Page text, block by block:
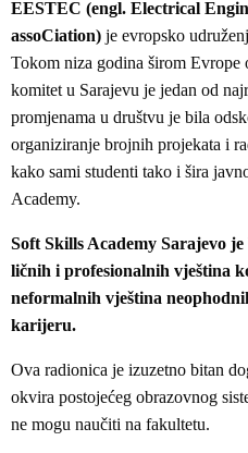
EESTEC (engl. Electrical
assoCiation) je evropsko
Tokom niza godina širom Evrope
komitet u Sarajevu je jedan od
promjenama u društvu je bila
organiziranje brojnih projekata i
kako sami studenti tako i šira
Academy.
Soft Skills Academy Sarajevo
ličnih i profesionalnih vještina
neformalnih vještina
karijeru.
Ova radionica je izuzetno bitan
okvira postojećeg obrazovnog
ne mogu naučiti na fakultetu.